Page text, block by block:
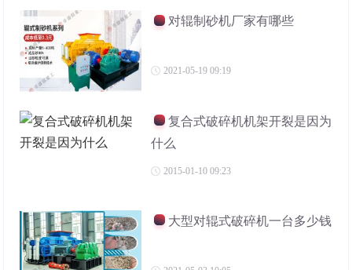
对辊制砂机厂家有哪些
2021-05-19 09:19
复合式破碎机机架开裂是因为
什么
2015-01-10 09:23
大型对辊式破碎机一台多少钱